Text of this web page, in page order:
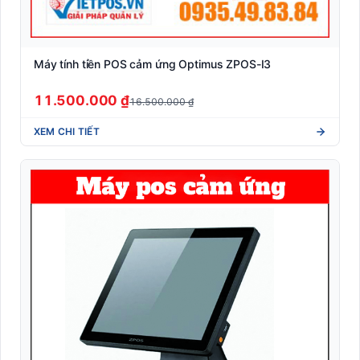
Tem phụ hàng nhập khẩu (Tuân thủ NĐ 43/2017)
Tem vải nhãn mác may mặc (Woven/Satin xuất khẩu)
Thiết Bị Bán Lẻ POS
Thiết bị phòng chống Covid-19
Thiết bị văn phòng
Máy tính tiền POS cảm ứng Optimus ZPOS-I3
11.500.000 ₫16.500.000 ₫
XEM CHI TIẾT